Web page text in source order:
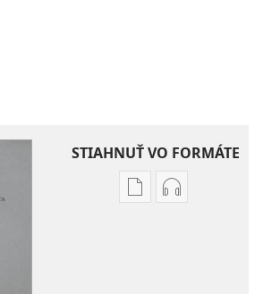
STIAHNUŤ VO FORMÁTE
MožnostiMožnosti